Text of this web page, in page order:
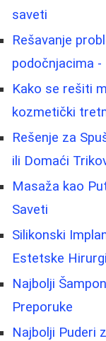
saveti
Rešavanje
podočnjacima
Kako se rešiti
kozmetički
Rešenje za
ili Domaći
Masaža kao
Saveti
Silikonski
Estetske
Najbolji
Preporuke
Najbolji Puderi